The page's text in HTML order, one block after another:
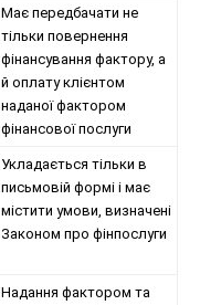
Має передбачати не
тільки повернення
фінансування фактору, а
й оплату клієнтом
наданої фактором
фінансової послуги
Укладається тільки в
письмовій формі і має
містити умови, визначені
Законом про фінпослуги
Надання фактором та